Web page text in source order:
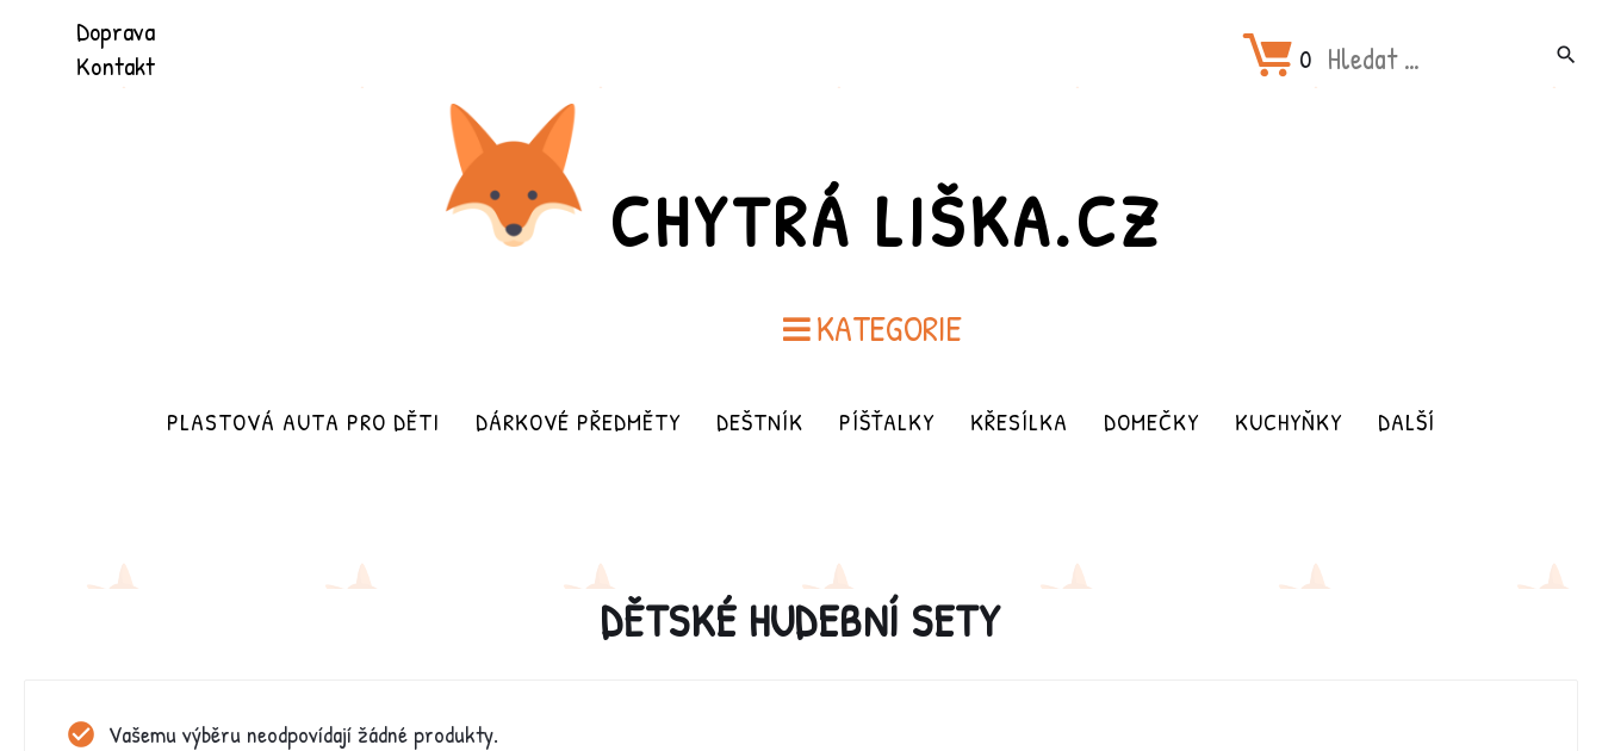
PřeškočitDoprava
Kontakt
0 Hledat: search
CHYTRÁ LIŠKA.CZ
KATEGORIE
PLASTOVÁ AUTA PRO DĚTI DÁRKOVÉ PŘEDMĚTY DEŠTNÍK PÍŠŤALKY KŘESÍLKA DOMEČKY KUCHYŇKY DALŠÍ
DĚTSKÉ HUDEBNÍ SETY
Vašemu výběru neodpovídají žádné produkty.